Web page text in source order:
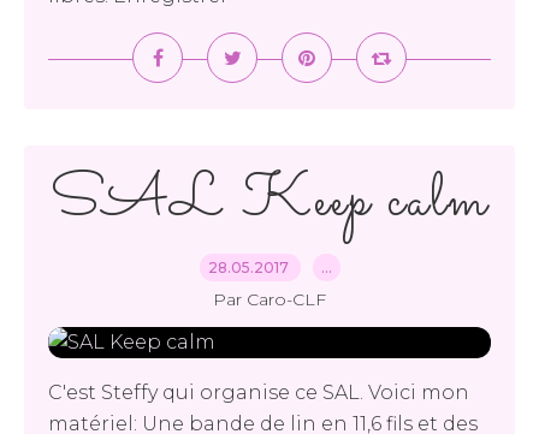
SAL Keep calm
28.05.2017 …
Par Caro-CLF
C'est Steffy qui organise ce SAL. Voici mon
matériel: Une bande de lin en 11,6 fils et des